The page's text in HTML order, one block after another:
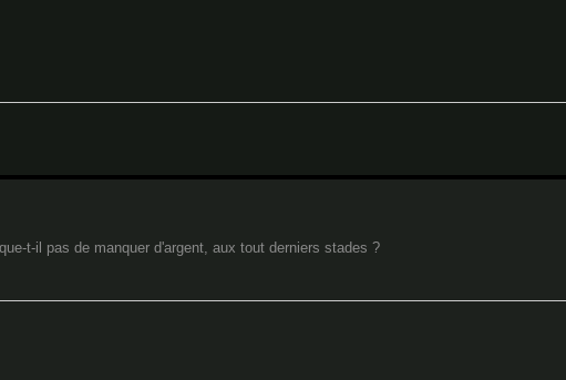
t-il pas de manquer d'argent, aux tout derniers stades ?